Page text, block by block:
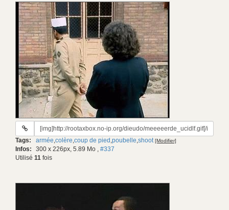
URL
gif:
Tags: armée,colère,coup de pied ,poubelle,shoot [Modifier]
Infos: 300 x 226px, 5.89 Mo , #337
Utilisé 11 fois